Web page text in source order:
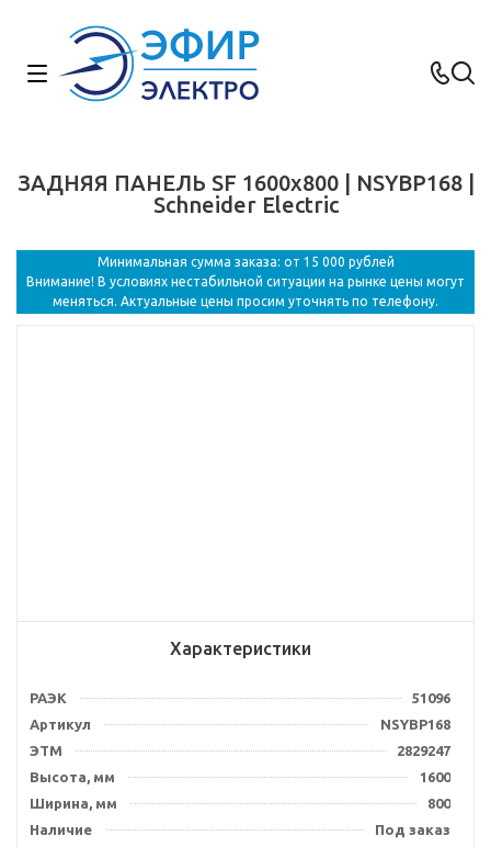
ЗАДНЯЯ ПАНЕЛЬ SF 1600x800 | NSYBP168 |
Schneider Electric
Минимальная сумма заказа: от 15 000 рублей
Внимание! В условиях нестабильной ситуации на рынке цены могут
меняться. Актуальные цены просим уточнять по телефону.
Характеристики
РАЭК
51096
Артикул
NSYBP168
ЭТМ
2829247
Высота, мм
1600
Ширина, мм
800
Наличие
Под заказ